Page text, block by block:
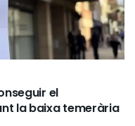
el
la baixa temerària